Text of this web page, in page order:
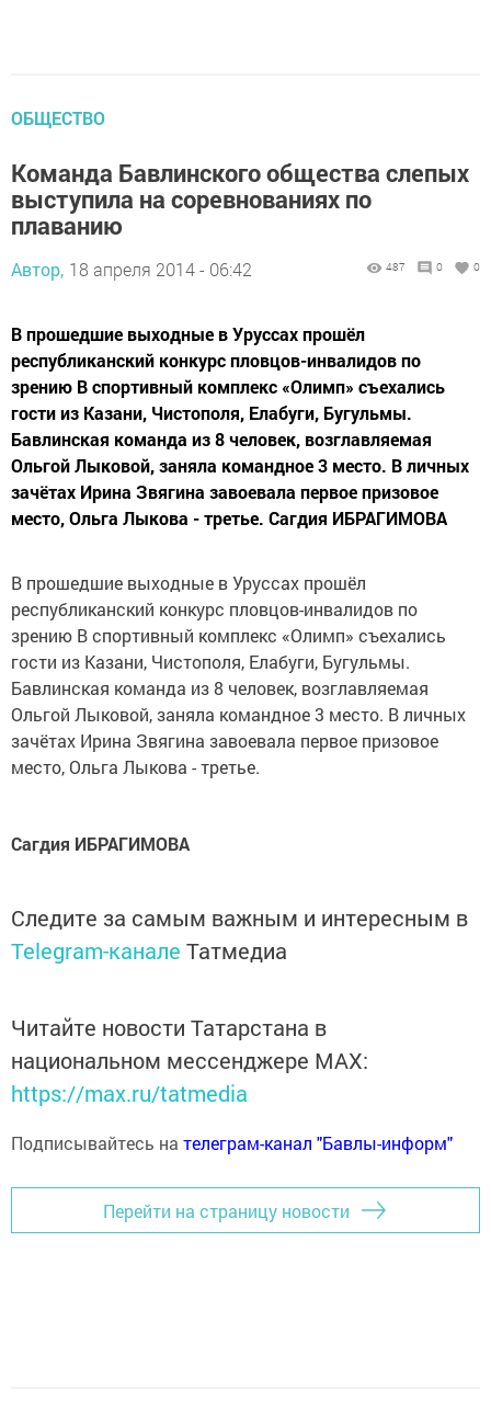
ОБЩЕСТВО
Команда Бавлинского общества слепых
выступила на соревнованиях по
плаванию
Автор, 18 апреля 2014 - 06:42 487 0 0
В прошедшие выходные в Уруссах прошёл
республиканский конкурс пловцов-инвалидов по
зрению В спортивный комплекс «Олимп» съехались
гости из Казани, Чистополя, Елабуги, Бугульмы.
Бавлинская команда из 8 человек, возглавляемая
Ольгой Лыковой, заняла командное 3 место. В личных
зачётах Ирина Звягина завоевала первое призовое
место, Ольга Лыкова - третье. Сагдия ИБРАГИМОВА
В прошедшие выходные в Уруссах прошёл
республиканский конкурс пловцов-инвалидов по
зрению В спортивный комплекс «Олимп» съехались
гости из Казани, Чистополя, Елабуги, Бугульмы.
Бавлинская команда из 8 человек, возглавляемая
Ольгой Лыковой, заняла командное 3 место. В личных
зачётах Ирина Звягина завоевала первое призовое
место, Ольга Лыкова - третье.
Сагдия ИБРАГИМОВА
Следите за самым важным и интересным в
Telegram-канале Татмедиа
Читайте новости Татарстана в
национальном мессенджере MАХ:
https://max.ru/tatmedia
Подписывайтесь на телеграм-канал "Бавлы-информ"
Перейти на страницу новости